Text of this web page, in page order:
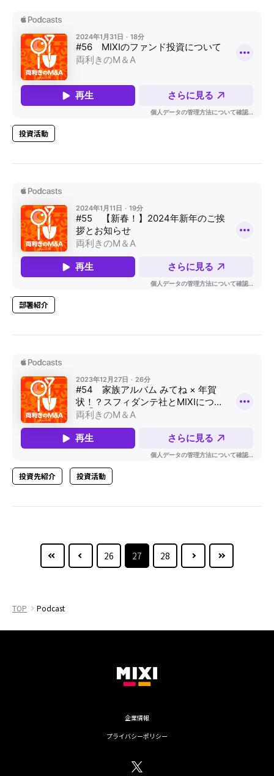
投資活動
部署紹介
投資先紹介 投資活動
最初のページへ
PREV
26 27 28
NEXT
TOP Podcast
企業情報
プライバシーポリシー